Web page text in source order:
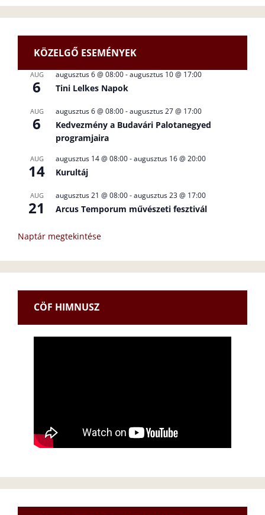
KÖZELGŐ ESEMÉNYEK
AUG
6
augusztus 6 @ 08:00-augusztus 10 @ 17:00
Tini Lelkes Napok
AUG
6
augusztus 6 @ 08:00-augusztus 27 @ 17:00
Kedvezmény a Budavári Palotanegyed
programjaira
AUG
14
augusztus 14 @ 08:00-augusztus 16 @ 20:00
Kurultáj
AUG
21
augusztus 21 @ 08:00-augusztus 23 @ 17:00
Arcus Temporum művészeti fesztivál
Naptár megtekintése
CÖF HIMNUSZ